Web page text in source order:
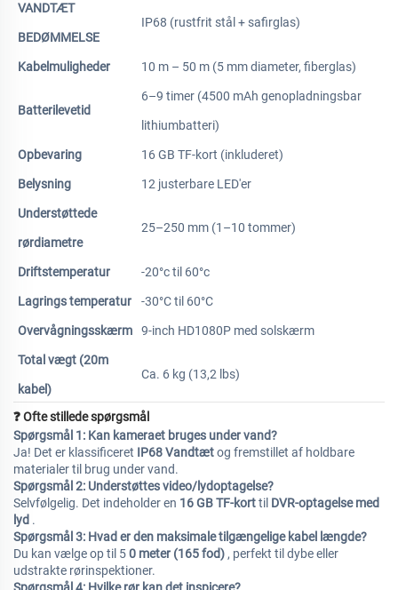
VANDTÆT
BEDØMMELSE
IP68 (rustfrit stål + safirglas)
Kabelmuligheder 10 m – 50 m (5 mm diameter, fiberglas)
Batterilevetid
6–9 timer (4500 mAh genopladningsbar
lithiumbatteri)
Opbevaring 16 GB TF-kort (inkluderet)
Belysning 12 justerbare LED'er
Understøttede
rørdiametre
25–250 mm (1–10 tommer)
Driftstemperatur -20°c til 60°c
Lagrings temperatur -30°C til 60°C
Overvågningsskærm 9-inch HD1080P med solskærm
Total vægt (20m
kabel)
Ca. 6 kg (13,2 lbs)
❓ Ofte stillede spørgsmål
Spørgsmål 1: Kan kameraet bruges under vand?
Ja! Det er klassificeret IP68 Vandtætog fremstillet af holdbare
materialer til brug under vand.
Spørgsmål 2: Understøttes video/lydoptagelse?
Selvfølgelig. Det indeholder en 16 GB TF-korttil DVR-optagelse med
lyd .
Spørgsmål 3: Hvad er den maksimale tilgængelige kabel længde?
Du kan vælge op til 50 meter (165 fod), perfekt til dybe eller
udstrakte rørinspektioner.